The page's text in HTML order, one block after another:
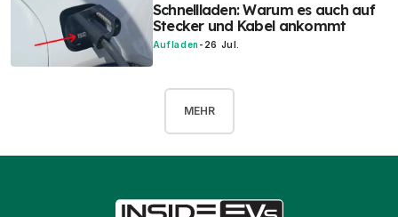
Schnellladen: Warum es auch auf
Stecker und Kabel ankommt
Aufladen - 26 Jul.
MEHR